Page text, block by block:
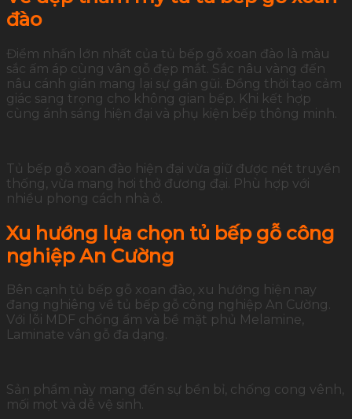
đào
Điểm nhấn lớn nhất của tủ bếp gỗ xoan đào là màu
sắc ấm áp cùng vân gỗ đẹp mắt. Sắc nâu vàng đến
nâu cánh gián mang lại sự gần gũi. Đồng thời tạo cảm
giác sang trọng cho không gian bếp. Khi kết hợp
cùng ánh sáng hiện đại và phụ kiện bếp thông minh.
Tủ bếp gỗ xoan đào hiện đại vừa giữ được nét truyền
thống, vừa mang hơi thở đương đại. Phù hợp với
nhiều phong cách nhà ở.
Xu hướng lựa chọn tủ bếp gỗ công
nghiệp An Cường
Bên cạnh tủ bếp gỗ xoan đào, xu hướng hiện nay
đang nghiêng về tủ bếp gỗ công nghiệp An Cường.
Với lõi MDF chống ẩm và bề mặt phủ Melamine,
Laminate vân gỗ đa dạng.
Sản phẩm này mang đến sự bền bỉ, chống cong vênh,
mối mọt và dễ vệ sinh.